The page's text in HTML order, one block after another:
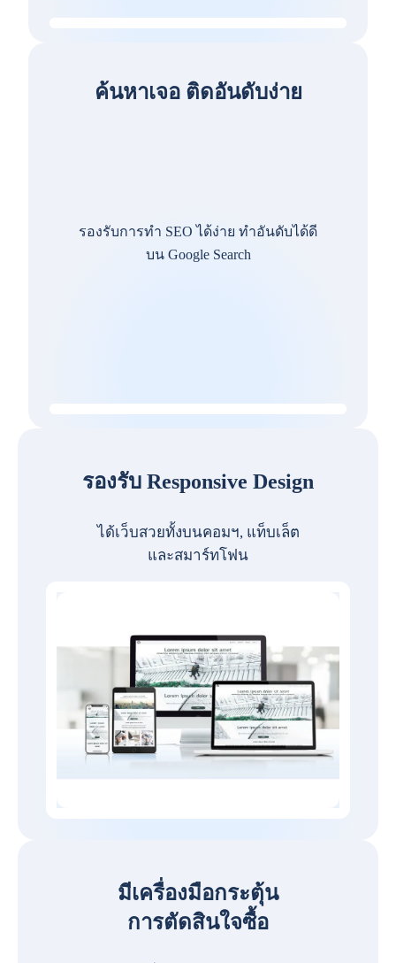
ค้นหาเจอ ติดอันดับง่าย
รองรับการทำ SEO ได้ง่าย ทำอันดับได้ดี
บน Google Search
รองรับ Responsive Design
ได้เว็บสวยทั้งบนคอมฯ, แท็บเล็ต
และสมาร์ทโฟน
มีเครื่องมือกระตุ้น
การตัดสินใจซื้อ